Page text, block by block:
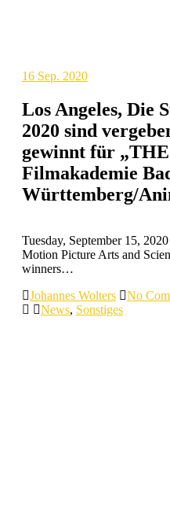
16 Sep. 2020
Los Angeles, Die
2020 sind
gewinnt für
Filmakademie
Württemberg/
Tuesday, September 15,
Motion Picture Arts and
winners…
Johannes Wolters
No
News, Sonstiges